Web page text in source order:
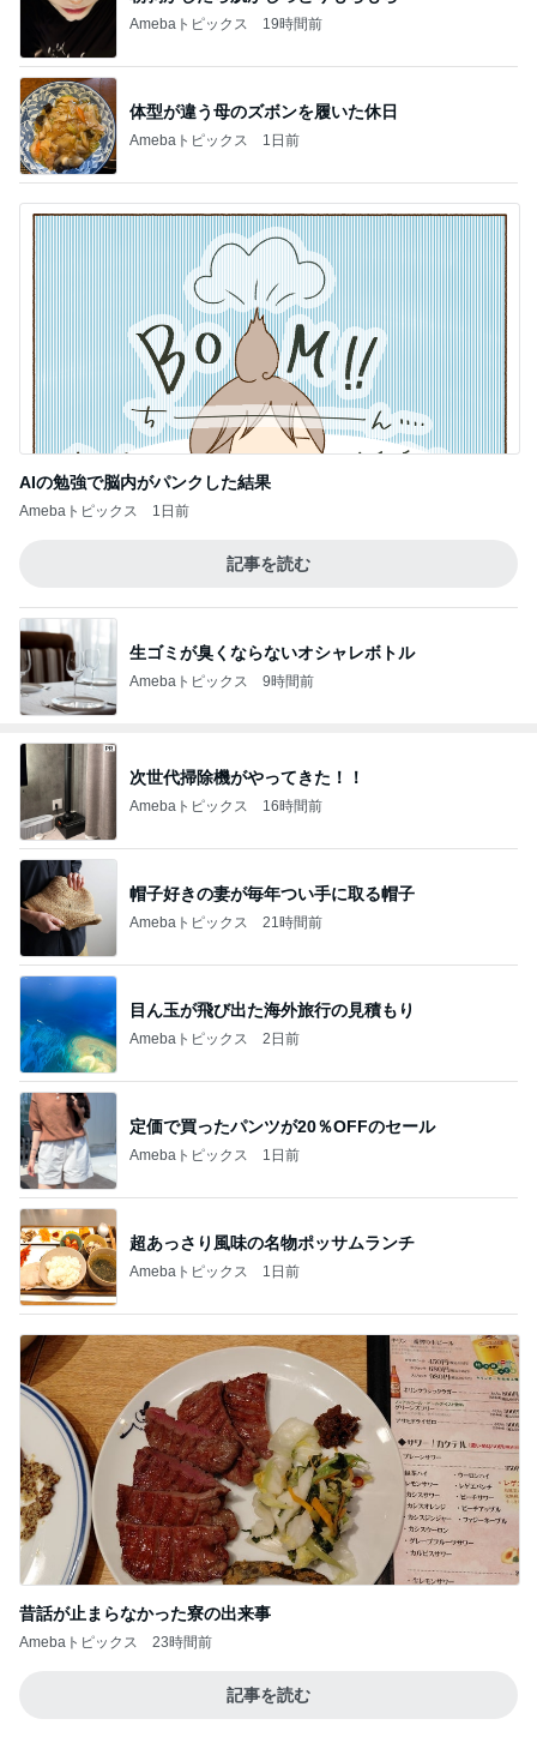
Amebaトピックス 19時間前
体型が違う母のズボンを履いた休日
Amebaトピックス 1日前
AIの勉強で脳内がパンクした結果
Amebaトピックス 1日前
記事を読む
生ゴミが臭くならないオシャレボトル
Amebaトピックス 9時間前
次世代掃除機がやってきた！！
Amebaトピックス 16時間前
帽子好きの妻が毎年つい手に取る帽子
Amebaトピックス 21時間前
目ん玉が飛び出た海外旅行の見積もり
Amebaトピックス 2日前
定価で買ったパンツが20％OFFのセール
Amebaトピックス 1日前
超あっさり風味の名物ポッサムランチ
Amebaトピックス 1日前
昔話が止まらなかった寮の出来事
Amebaトピックス 23時間前
記事を読む